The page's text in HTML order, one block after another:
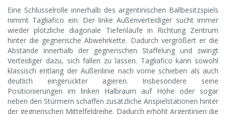
Eine Schlüsselrolle innerhalb des argentinischen Ballbesitzspiels
nimmt Tagliafico ein. Der linke Außenverteidiger sucht immer
wieder plötzliche diagonale Tiefenläufe in Richtung Zentrum
hinter die gegnerische Abwehrkette. Dadurch vergrößert er die
Abstände innerhalb der gegnerischen Staffelung und zwingt
Verteidiger dazu, sich fallen zu lassen. Tagliafico kann sowohl
klassisch entlang der Außenlinie nach vorne schieben als auch
deutlich eingerückter agieren. Insbesondere seine
Positionierungen im linken Halbraum auf Höhe oder sogar
neben den Stürmern schaffen zusätzliche Anspielstationen hinter
der gegnerischen Mittelfeldreihe. Dadurch erhöht Argentinien die